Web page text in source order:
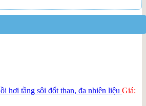
hơi tầng sôi đốt than, đa nhiên liệu Giá: